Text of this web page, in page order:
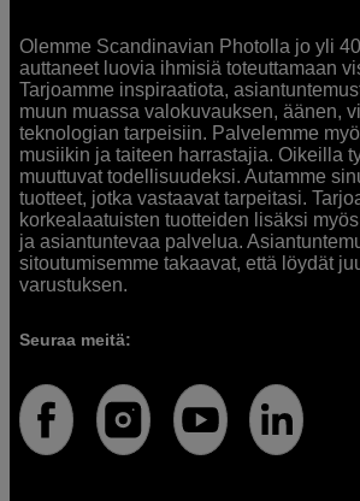
Olemme Scandinavian Photolla jo yli
auttaneet luovia ihmisiä toteuttamaan
Tarjoamme inspiraatiota,
muun muassa valokuvauksen, äänen,
teknologian tarpeisiin. Palvelemme
musiikin ja taiteen harrastajia. Oikeilla
muuttuvat todellisuudeksi. Autamme
tuotteet, jotka vastaavat tarpeitasi.
korkealaatuisten tuotteiden lisäksi
ja asiantuntevaa palvelua.
sitoutumisemme takaavat, että löydät
varustuksen.
Seuraa meitä: